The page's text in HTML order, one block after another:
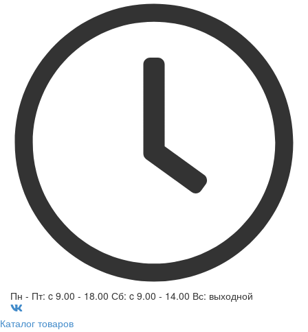
Пн - Пт: c 9.00 - 18.00 Сб: c 9.00 - 14.00 Вс: выходной
Каталог товаров